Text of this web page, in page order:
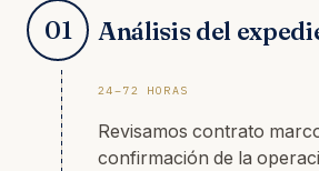
01 Análisis del
24–72 HORAS
Revisamos contrato
confirmación de la